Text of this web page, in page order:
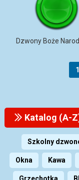
Dzwony Boże
1
Katalog (A-
Szkolny
Okna Kawa